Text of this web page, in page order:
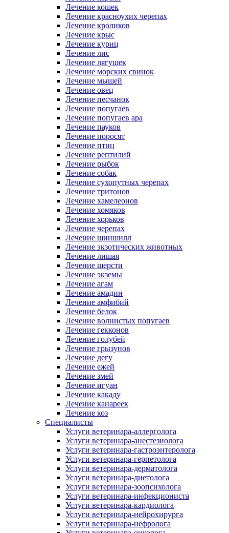
Лечение кошек
Лечение красноухих черепах
Лечение кроликов
Лечение крыс
Лечение куриц
Лечение лис
Лечение лягушек
Лечение морских свинок
Лечение мышей
Лечение овец
Лечение песчанок
Лечение попугаев
Лечение попугаев ара
Лечение пауков
Лечение поросят
Лечение птиц
Лечение рептилий
Лечение рыбок
Лечение собак
Лечение сухопутных черепах
Лечение тритонов
Лечение хамелеонов
Лечение хомяков
Лечение хорьков
Лечение черепах
Лечение шиншилл
Лечение экзотических животных
Лечение лишая
Лечение шерсти
Лечение экземы
Лечение агам
Лечение амадин
Лечение амфибий
Лечение белок
Лечение волнистых попугаев
Лечение гекконов
Лечение голубей
Лечение грызунов
Лечение дегу
Лечение ежей
Лечение змей
Лечение игуан
Лечение какаду
Лечение канареек
Лечение коз
Специалисты
Услуги ветеринара-аллерголога
Услуги ветеринара-анестезиолога
Услуги ветеринара-гастроэнтеролога
Услуги ветеринара-герпетолога
Услуги ветеринара-дерматолога
Услуги ветеринара-диетолога
Услуги ветеринара-зоопсихолога
Услуги ветеринара-инфекциониста
Услуги ветеринара-кардиолога
Услуги ветеринара-нейрохирурга
Услуги ветеринара-нефролога